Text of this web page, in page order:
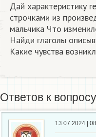
Дай характеристику
строчками из
мальчика Что
Найди глаголы
Какие чувства
Ответов к
13.07.2024 |